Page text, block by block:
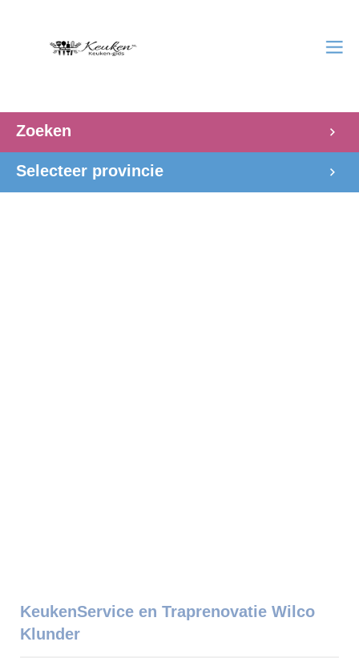
Zoeken
Selecteer provincie
KeukenService en Traprenovatie Wilco
Klunder